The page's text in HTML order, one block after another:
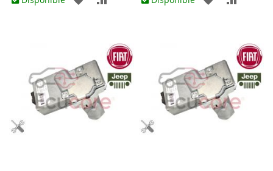
FAVORITOS
COMPARAR
FAVORITOS